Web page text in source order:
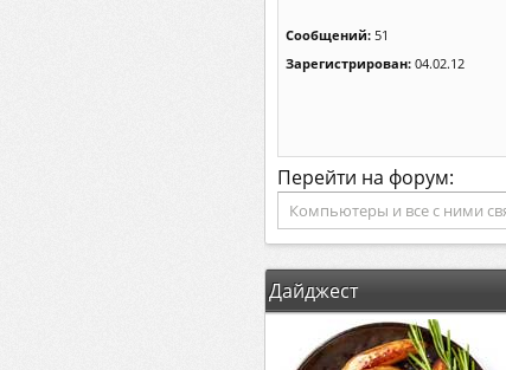
Сообщений: 51
Зарегистрирован: 04.02.12
Перейти на форум:
Дайджест